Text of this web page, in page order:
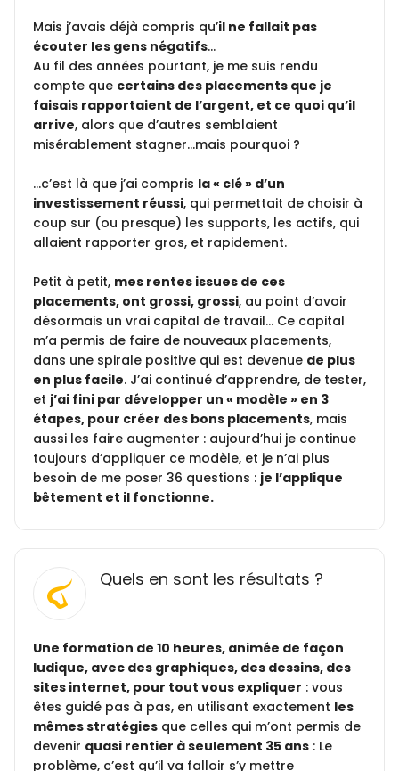
Mais j’avais déjà compris qu’il ne fallait pas
écouter les gens négatifs…
Au fil des années pourtant, je me suis rendu
compte que certains des placements que je
faisais rapportaient de l’argent, et ce quoi qu’il
arrive, alors que d’autres semblaient
misérablement stagner…mais pourquoi ?
…c’est là que j’ai compris la « clé » d’un
investissement réussi, qui permettait de choisir à
coup sur (ou presque) les supports, les actifs, qui
allaient rapporter gros, et rapidement.
Petit à petit, mes rentes issues de ces
placements, ont grossi, grossi, au point d’avoir
désormais un vrai capital de travail… Ce capital
m’a permis de faire de nouveaux placements,
dans une spirale positive qui est devenue de plus
en plus facile. J’ai continué d’apprendre, de tester,
et j’ai fini par développer un « modèle » en 3
étapes, pour créer des bons placements, mais
aussi les faire augmenter : aujourd’hui je continue
toujours d’appliquer ce modèle, et je n’ai plus
besoin de me poser 36 questions : je l’applique
bêtement et il fonctionne.
Quels en sont les résultats ?
Une formation de 10 heures, animée de façon
ludique, avec des graphiques, des dessins, des
sites internet, pour tout vous expliquer : vous
êtes guidé pas à pas, en utilisant exactement les
mêmes stratégies que celles qui m’ont permis de
devenir quasi rentier à seulement 35 ans : Le
problème, c’est qu’il va falloir s’y mettre